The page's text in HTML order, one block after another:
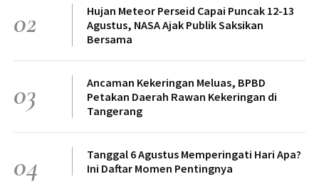
02
Hujan Meteor Perseid Capai Puncak 12-13
Agustus, NASA Ajak Publik Saksikan
Bersama
03
Ancaman Kekeringan Meluas, BPBD
Petakan Daerah Rawan Kekeringan di
Tangerang
04
Tanggal 6 Agustus Memperingati Hari Apa?
Ini Daftar Momen Pentingnya